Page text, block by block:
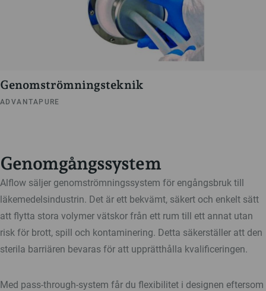
Genomströmningsteknik
ADVANTAPURE
Genomgångssystem
Alflow säljer genomströmningssystem för engångsbruk till
läkemedelsindustrin. Det är ett bekvämt, säkert och enkelt sätt
att flytta stora volymer vätskor från ett rum till ett annat utan
risk för brott, spill och kontaminering. Detta säkerställer att den
sterila barriären bevaras för att upprätthålla kvalificeringen.
Med pass-through-system får du flexibilitet i designen eftersom